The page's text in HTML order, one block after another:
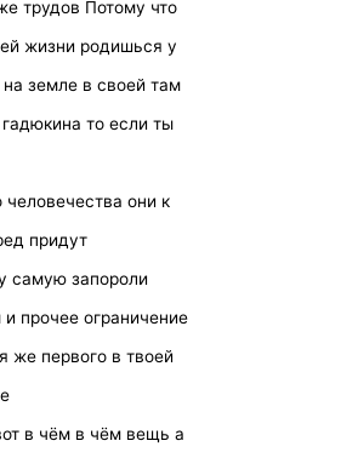
трудов Потому что
жизни родишься у
земле в своей там
то если ты
человечества они к
придут
самую запороли
и прочее ограничение
же первого в твоей
в чём в чём вещь а